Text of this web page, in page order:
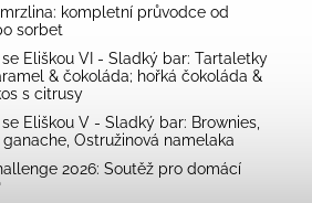
kompletní průvodce od
sorbet
se Eliškou VI - Sladký bar: Tartaletky
& čokoláda; hořká čokoláda &
s citrusy
se Eliškou V - Sladký bar: Brownies,
ganache, Ostružinová namelaka
2026: Soutěž pro domácí